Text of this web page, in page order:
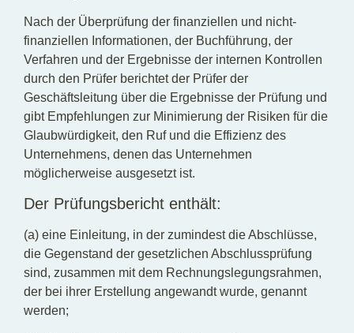
Nach der Überprüfung der finanziellen und nicht-
finanziellen Informationen, der Buchführung, der
Verfahren und der Ergebnisse der internen Kontrollen
durch den Prüfer berichtet der Prüfer der
Geschäftsleitung über die Ergebnisse der Prüfung und
gibt Empfehlungen zur Minimierung der Risiken für die
Glaubwürdigkeit, den Ruf und die Effizienz des
Unternehmens, denen das Unternehmen
möglicherweise ausgesetzt ist.
Der Prüfungsbericht enthält:
(a) eine Einleitung, in der zumindest die Abschlüsse,
die Gegenstand der gesetzlichen Abschlussprüfung
sind, zusammen mit dem Rechnungslegungsrahmen,
der bei ihrer Erstellung angewandt wurde, genannt
werden;